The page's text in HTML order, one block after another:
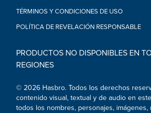
TÉRMINOS Y CONDICIONES DE USO
POLÍTICA DE REVELACIÓN RESPONSABLE
PRODUCTOS NO DISPONIBLES EN
REGIONES
© 2026 Hasbro. Todos los derechos
contenido visual, textual y de audio en
todos los nombres, personajes, imágenes,